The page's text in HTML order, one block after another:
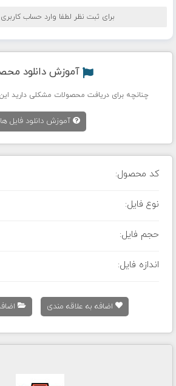
برای ثبت نظر لطفا وارد حساب
آموزش دانلود
چنانچه برای دریافت محصولات مشکلی دارید
آموزش دانلود فایل ها
کد محصول:
نوع فایل:
حجم فایل:
اندازه فایل:
اضافه به علاقه مندی